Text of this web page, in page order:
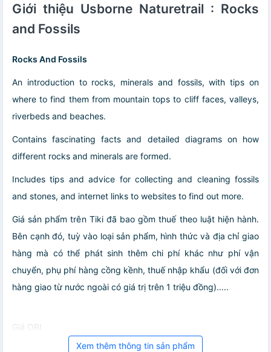
Giới thiệu Usborne Naturetrail : Rocks
and Fossils
Rocks And Fossils
An introduction to rocks, minerals and fossils, with tips on
where to find them from mountain tops to cliff faces, valleys,
riverbeds and beaches.
Contains fascinating facts and detailed diagrams on how
different rocks and minerals are formed.
Includes tips and advice for collecting and cleaning fossils
and stones, and internet links to websites to find out more.
Giá sản phẩm trên Tiki đã bao gồm thuế theo luật hiện hành.
Bên cạnh đó, tuỳ vào loại sản phẩm, hình thức và địa chỉ giao
hàng mà có thể phát sinh thêm chi phí khác như phí vận
chuyển, phụ phí hàng cồng kềnh, thuế nhập khẩu (đối với đơn
hàng giao từ nước ngoài có giá trị trên 1 triệu đồng).....
Giá ORI
Xem thêm thông tin sản phẩm